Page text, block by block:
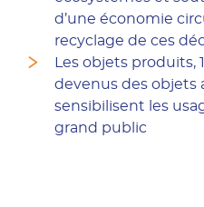
d’une économie
recyclage de ces
Les objets produits,
devenus des objets
sensibilisent les
grand public